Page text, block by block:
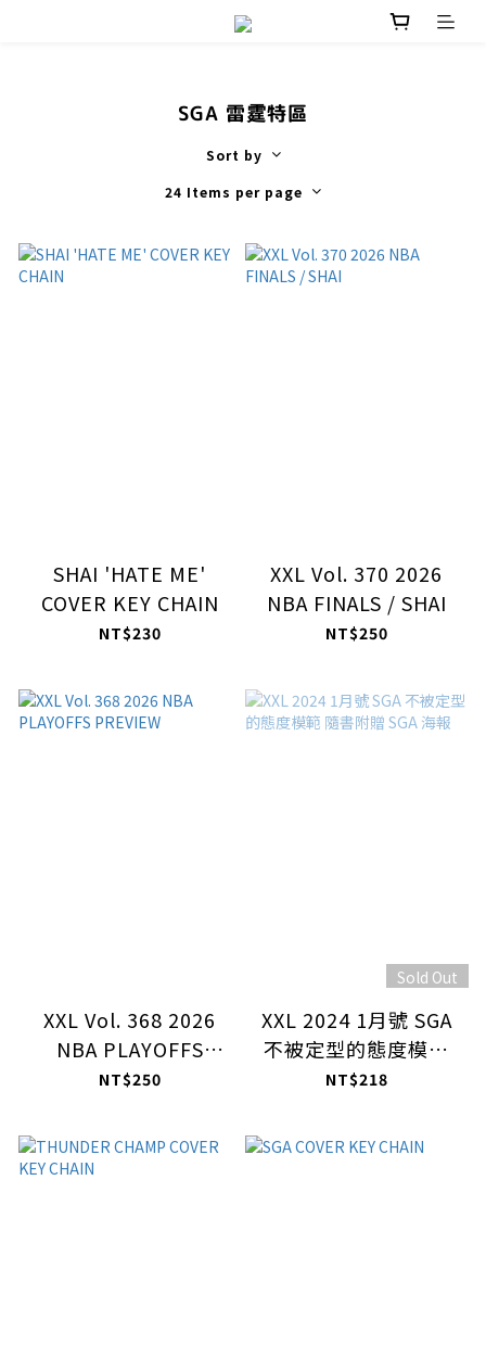
SGA 雷霆特區
Sort by
24 Items per page
SHAI 'HATE ME'
COVER KEY CHAIN
NT$230
XXL Vol. 370 2026
NBA FINALS / SHAI
NT$250
XXL Vol. 368 2026
NBA PLAYOFFS
PREVIEW
NT$250
Sold Out
XXL 2024 1月號 SGA
不被定型的態度模範
隨書附贈 SGA 海報
NT$218